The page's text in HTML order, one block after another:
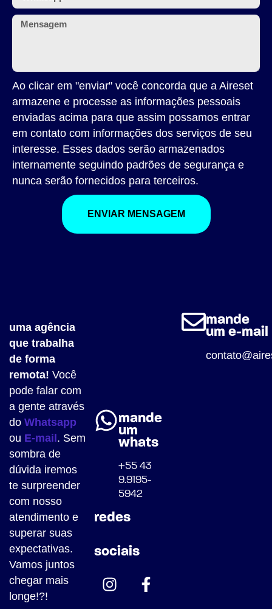
Ao clicar em "enviar" você concorda que a Aireset
armazene e processe as informações pessoais
enviadas acima para que assim possamos entrar
em contato com informações dos serviços de seu
interesse. Esses dados serão armazenados
internamente seguindo padrões de segurança e
nunca serão fornecidos para terceiros.
ENVIAR MENSAGEM
uma agência
que trabalha
de forma
remota! Você
pode falar com
a gente através
do Whatsapp
ou E-mail . Sem
sombra de
dúvida iremos
te surpreender
com nosso
atendimento e
superar suas
expectativas.
Vamos juntos
chegar mais
longe!?!
mande
um
whats
+55 43
9.9195-
5942
redes
sociais
mande
um e-mail